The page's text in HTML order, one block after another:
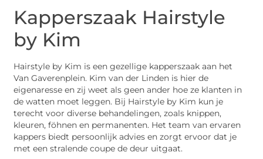
Kapperszaak Hairstyle
by Kim
Hairstyle by Kim is een gezellige kapperszaak aan het
Van Gaverenplein. Kim van der Linden is hier de
eigenaresse en zij weet als geen ander hoe ze klanten in
de watten moet leggen. Bij Hairstyle by Kim kun je
terecht voor diverse behandelingen, zoals knippen,
kleuren, föhnen en permanenten. Het team van ervaren
kappers biedt persoonlijk advies en zorgt ervoor dat je
met een stralende coupe de deur uitgaat.